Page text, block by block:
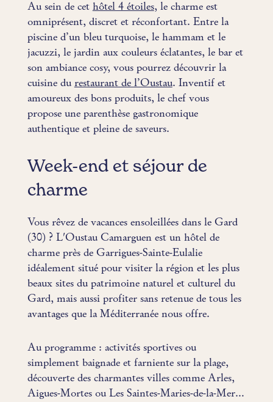
Au sein de cet hôtel 4 étoiles, le charme est
omniprésent, discret et réconfortant. Entre la
piscine d’un bleu turquoise, le hammam et le
jacuzzi, le jardin aux couleurs éclatantes, le bar et
son ambiance cosy, vous pourrez découvrir la
cuisine du restaurant de l’Oustau. Inventif et
amoureux des bons produits, le chef vous
propose une parenthèse gastronomique
authentique et pleine de saveurs.
Week-end et séjour de
charme
Vous rêvez de vacances ensoleillées dans le Gard
(30) ? L'Oustau Camarguen est un hôtel de
charme près de Garrigues-Sainte-Eulalie
idéalement situé pour visiter la région et les plus
beaux sites du patrimoine naturel et culturel du
Gard, mais aussi profiter sans retenue de tous les
avantages que la Méditerranée nous offre.
Au programme : activités sportives ou
simplement baignade et farniente sur la plage,
découverte des charmantes villes comme Arles,
Aigues-Mortes ou Les Saintes-Maries-de-la-Mer…